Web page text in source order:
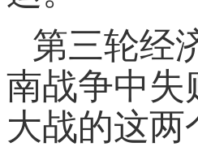
第三轮经
南战争中失
大战的这